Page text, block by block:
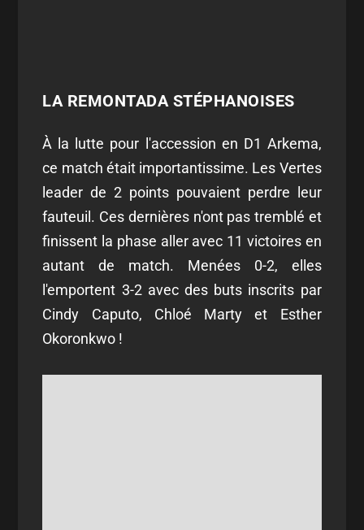
LA REMONTADA STÉPHANOISES
À la lutte pour l'accession en D1 Arkema,
ce match était importantissime. Les Vertes
leader de 2 points pouvaient perdre leur
fauteuil. Ces dernières n'ont pas tremblé et
finissent la phase aller avec 11 victoires en
autant de match. Menées 0-2, elles
l'emportent 3-2 avec des buts inscrits par
Cindy Caputo, Chloé Marty et Esther
Okoronkwo !